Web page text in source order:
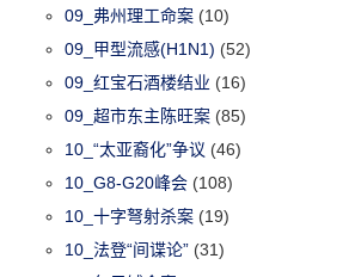
09_弗州理工命案 (10)
09_甲型流感(H1N1) (52)
09_红宝石酒楼结业 (16)
09_超市东主陈旺案 (85)
10_“太亚裔化”争议 (46)
10_G8-G20峰会 (108)
10_十字弩射杀案 (19)
10_法登“间谍论” (31)